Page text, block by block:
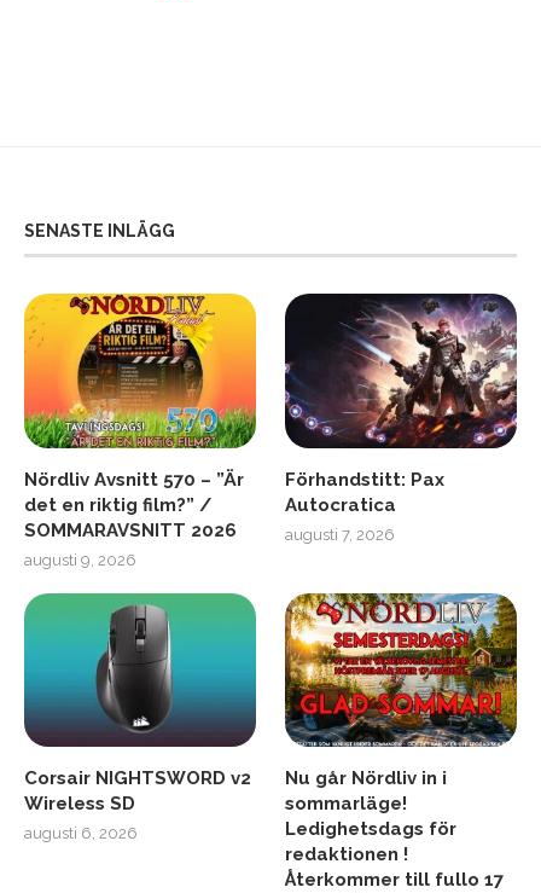
SENASTE INLÄGG
Nördliv Avsnitt 570 – ”Är
det en riktig film?” /
SOMMARAVSNITT 2026
augusti 9, 2026
Förhandstitt: Pax
Autocratica
augusti 7, 2026
Corsair NIGHTSWORD v2
Wireless SD
augusti 6, 2026
Nu går Nördliv in i
sommarläge!
Ledighetsdags för
redaktionen !
Återkommer till fullo 17